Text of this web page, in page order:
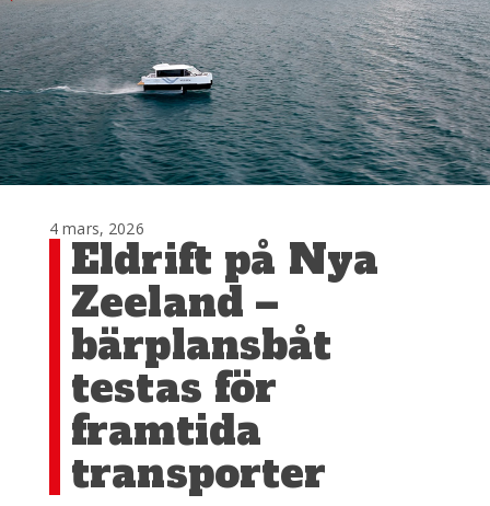
4 mars, 2026
Eldrift på Nya
Zeeland –
bärplansbåt
testas för
framtida
transporter